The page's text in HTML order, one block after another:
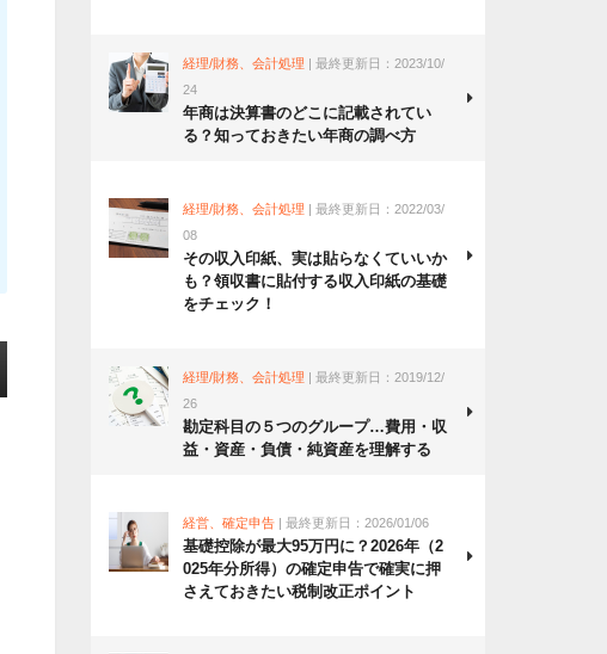
経理/財務、会計処理 | 最終更新日：2023/10/
24
年商は決算書のどこに記載されてい
る？知っておきたい年商の調べ方
経理/財務、会計処理 | 最終更新日：2022/03/
08
その収入印紙、実は貼らなくていいか
も？領収書に貼付する収入印紙の基礎
をチェック！
経理/財務、会計処理 | 最終更新日：2019/12/
26
勘定科目の５つのグループ…費用・収
益・資産・負債・純資産を理解する
経営、確定申告 | 最終更新日：2026/01/06
基礎控除が最大95万円に？2026年（2
025年分所得）の確定申告で確実に押
さえておきたい税制改正ポイント